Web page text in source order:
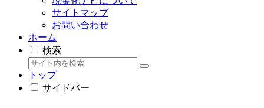
サイトマップ
お問い合わせ
ホーム
検索
トップ
サイドバー